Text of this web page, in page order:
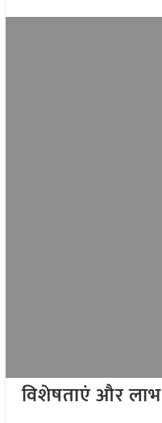
विशेषताएं और लाभ